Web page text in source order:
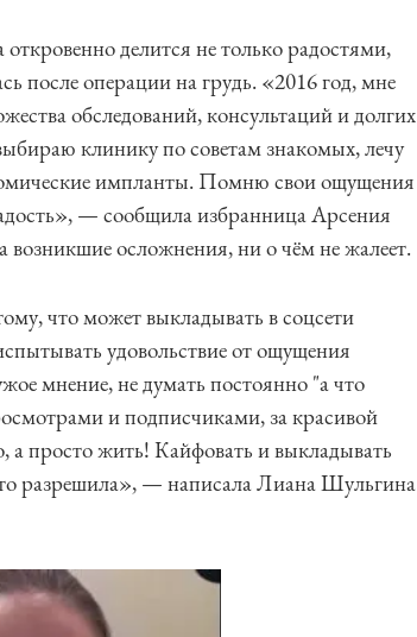
делится не только радостями,
после операции на грудь. «2016 год, мне
обследований, консультаций и долгих
клинику по советам знакомых, лечу
импланты. Помню свои ощущения
— сообщила избранница Арсения
осложнения, ни о чём не жалеет.
что может выкладывать в соцсети
удовольствие от ощущения
мнение, не думать постоянно "а что
и подписчиками, за красивой
просто жить! Кайфовать и выкладывать
то разрешила», — написала Лиана Шульгина